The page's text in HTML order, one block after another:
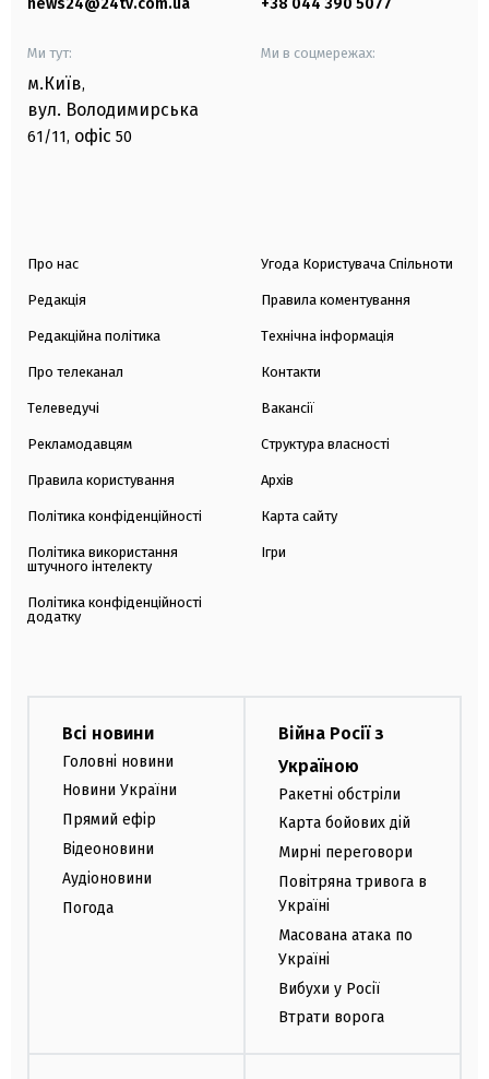
Ми тут:
м.Київ,
вул. Володимирська
61/11, офіс 50
Ми в соцмережах:
Про нас
Редакція
Редакційна політика
Про телеканал
Телеведучі
Рекламодавцям
Правила користування
Політика конфіденційності
Політика використання
штучного інтелекту
Політика конфіденційності
додатку
Угода Користувача Спільноти
Правила коментування
Технічна інформація
Контакти
Вакансії
Структура власності
Архів
Карта сайту
Ігри
Всі новини
Головні новини
Новини України
Прямий ефір
Відеоновини
Аудіоновини
Погода
Війна Росії з
Україною
Ракетні обстріли
Карта бойових дій
Мирні переговори
Повітряна тривога в
Україні
Масована атака по
Україні
Вибухи у Росії
Втрати ворога